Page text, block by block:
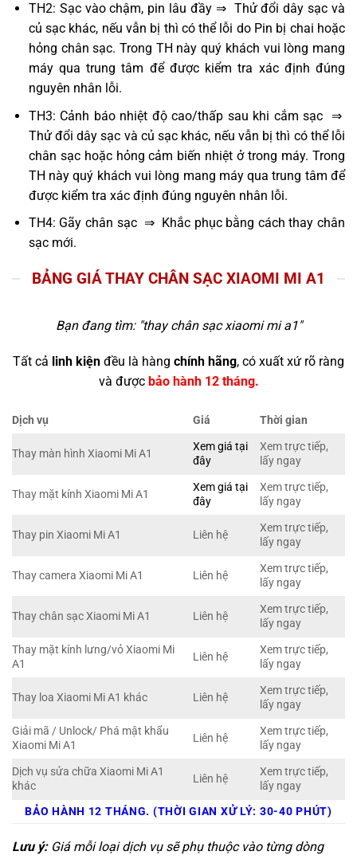
TH2: Sạc vào chậm, pin lâu đầy ⇒ Thử đổi dây sạc và
củ sạc khác, nếu vẫn bị thì có thể lỗi do Pin bị chai hoặc
hỏng chân sạc. Trong TH này quý khách vui lòng mang
máy qua trung tâm để được kiểm tra xác định đúng
nguyên nhân lỗi.
TH3: Cảnh báo nhiệt độ cao/thấp sau khi cắm sạc ⇒
Thử đổi dây sạc và củ sạc khác, nếu vẫn bị thì có thể lỗi
chân sạc hoặc hỏng cảm biến nhiệt ở trong máy. Trong
TH này quý khách vui lòng mang máy qua trung tâm để
được kiểm tra xác định đúng nguyên nhân lỗi.
TH4: Gãy chân sạc ⇒ Khắc phục bằng cách thay chân
sạc mới.
BẢNG GIÁ THAY CHÂN SẠC XIAOMI MI A1
Bạn đang tìm: "thay chân sạc xiaomi mi a1"
Tất cả linh kiện đều là hàng chính hãng, có xuất xứ rõ ràng
và được bảo hành 12 tháng.
Dịch vụ Giá Thời gian
Thay màn hình Xiaomi Mi A1
Xem giá tại
đây
Xem trực tiếp,
lấy ngay
Thay mặt kính Xiaomi Mi A1
Xem giá tại
đây
Xem trực tiếp,
lấy ngay
Thay pin Xiaomi Mi A1 Liên hệ
Xem trực tiếp,
lấy ngay
Thay camera Xiaomi Mi A1 Liên hệ
Xem trực tiếp,
lấy ngay
Thay chân sạc Xiaomi Mi A1 Liên hệ
Xem trực tiếp,
lấy ngay
Thay mặt kính lưng/vỏ Xiaomi Mi
A1
Liên hệ
Xem trực tiếp,
lấy ngay
Thay loa Xiaomi Mi A1 khác Liên hệ
Xem trực tiếp,
lấy ngay
Giải mã / Unlock/ Phá mật khẩu
Xiaomi Mi A1
Liên hệ
Xem trực tiếp,
lấy ngay
Dịch vụ sửa chữa Xiaomi Mi A1
khác
Liên hệ
Xem trực tiếp,
lấy ngay
BẢO HÀNH 12 THÁNG. (THỜI GIAN XỬ LÝ: 30-40 PHÚT)
Lưu ý:Giá mỗi loại dịch vụ sẽ phụ thuộc vào từng dòng